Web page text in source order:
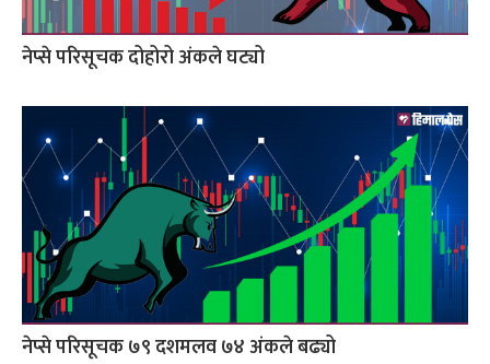
नेप्से परिसूचक दोहोरो अंकले घट्यो
नेप्से परिसूचक ७९ दशमलव ७४ अंकले बढ्यो